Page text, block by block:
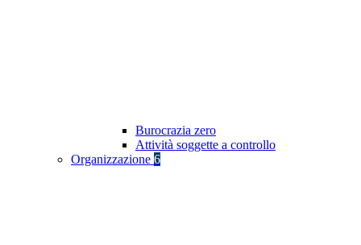
Burocrazia zero
Attività soggette a controllo
Organizzazione 6